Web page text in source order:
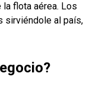
flota aérea. Los
sirviéndole al país,